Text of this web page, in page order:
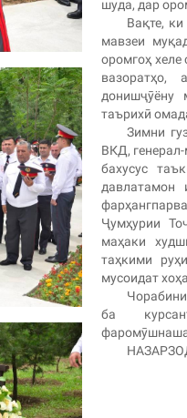
шуда, дар
Вақте,
мавзеи
оромгоҳ хеле
вазоратҳо,
донишҷӯёну
таърихӣ
Зимни
ВКД,
бахусус
давлатамон
Ҷумҳурии
маҳаки
таҳкими
мусоидат
ба